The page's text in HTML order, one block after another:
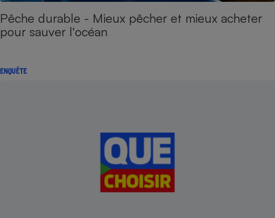
Pêche durable - Mieux pêcher et mieux acheter
pour sauver l'océan
ENQUÊTE